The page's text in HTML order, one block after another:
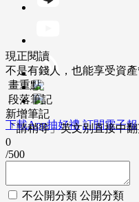
下載App抽好禮 訂閱電子報
現正閱讀
不是有錢人，也能享受資
畫重點
段落筆記
新增筆記
「請稍等」英文別直接中翻
0
/500
不公開分類 公開分類